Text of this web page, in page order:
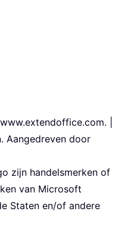
|
Aangedreven door
zijn handelsmerken of
van Microsoft
Staten en/of andere